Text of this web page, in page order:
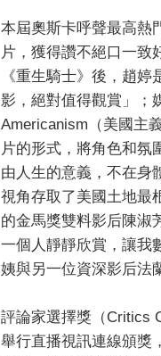
本屆奧斯卡呼聲最高熱
片，獲得讚不絕口一致
《重生騎士》後，趙
影，絕對值得觀賞」；
Americanism（美國主
片的形式，將角色和氛
由人生的意義，不在身
視角存取了美國土地最
的金馬獎雙料影后陳淑
一個人靜靜欣賞，讓我
姨與另一位資深影后法
評論家選擇獎（Critics
舉行直播視訊連線頒獎